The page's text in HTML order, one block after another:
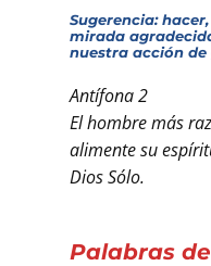
Sugerencia:
mirada
nuestra acción de
Antífona 2
El hombre más
alimente su
Dios Sólo.
Palabras